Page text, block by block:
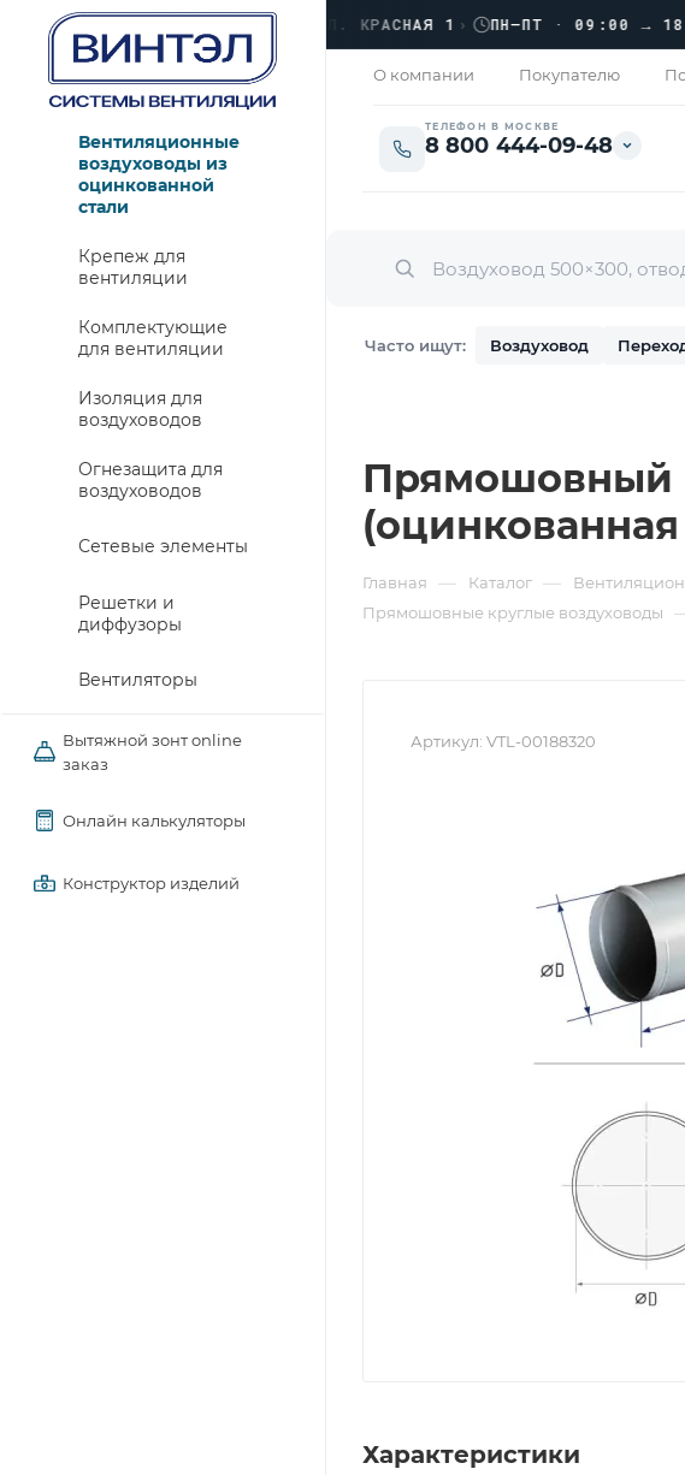
ОТКРЫТО › ЛЮБЕРЦЫ, УЛ. КРАСНАЯ 1› ПН–ПТ · 09:00 → 18:00
О компании Покупателю
ТЕЛЕФОН В МОСКВЕ
8 800 444-09-48
Часто ищут: Воздуховод
Вентиляционные
воздуховоды из
оцинкованной
стали
Крепеж для
вентиляции
Комплектующие
для вентиляции
Изоляция для
воздуховодов
Огнезащита для
воздуховодов
Сетевые элементы
Решетки и
диффузоры
Вентиляторы
Вытяжной зонт online
заказ
Онлайн калькуляторы
Конструктор изделий
Прямошовный
Главная — Каталог —
Прямошовные круглые воздуховоды
Артикул: VTL-00188320
Характеристики